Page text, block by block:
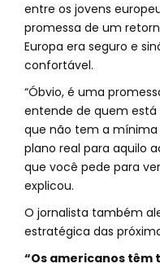
entre os jovens
promessa de um
Europa era seguro e
confortável.
“Óbvio, é uma
entende de quem está
que não tem a
plano real para aquilo
que você pede para
explicou.
O jornalista também
estratégica das
“Os americanos têm